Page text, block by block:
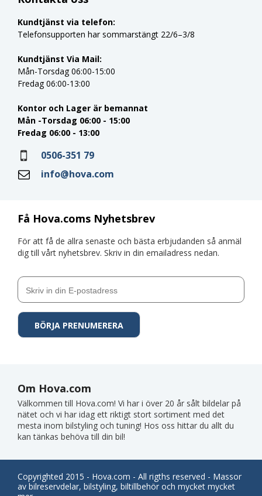
Få Hova.coms Nyhetsbrev
För att få de allra senaste och bästa erbjudanden så anmäl
dig till vårt nyhetsbrev. Skriv in din emailadress nedan.
Kundtjänst via telefon:
Telefonsupporten har sommarstängt 22/6–3/8
Kundtjänst Via Mail:
Mån-Torsdag 06:00-15:00
Fredag 06:00-13:00
Kontor och Lager är bemannat
Mån -Torsdag 06:00 - 15:00
Fredag 06:00 - 13:00
0506-351 79
info@hova.com
Om Hova.com
Välkommen till Hova.com! Vi har i över 20 år sålt bildelar på
nätet och vi har idag ett riktigt stort sortiment med det
mesta inom bilstyling och tuning! Hos oss hittar du allt du
kan tänkas behöva till din bil!
Copyrighted 2015 - Hova.com - All rigths reserved - Massor
av bilreservdelar, bilstyling, biltillbehör och mycket mycket